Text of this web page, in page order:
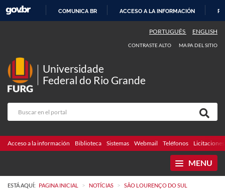
CONTENIDO
COMUNICA BR ACCESO A LA INFORMACIÓN
PORTUGUÊS ENGLISH
CONTRASTE ALTO MAPA DEL SITIO
Universidade
Federal do Rio Grande
Acceso a la información Biblioteca Sistemas Webmail Teléfonos Licitaciones
MENU
ESTÁ AQUÍ: PAGINA INICIAL > NOTÍCIAS > SÃO LOURENÇO DO SUL